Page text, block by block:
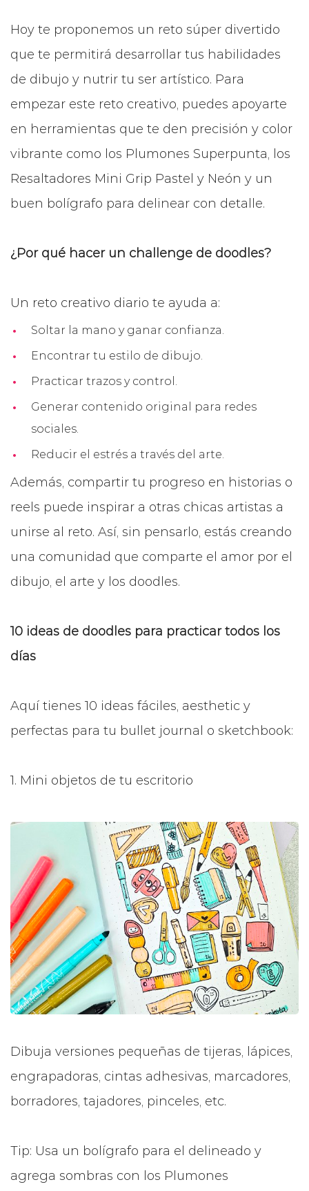
Hoy te proponemos un reto súper divertido
que te permitirá desarrollar tus habilidades
de dibujo y nutrir tu ser artístico. Para
empezar este reto creativo, puedes apoyarte
en herramientas que te den precisión y color
vibrante como los Plumones Superpunta, los
Resaltadores Mini Grip Pastel y Neón y un
buen bolígrafo para delinear con detalle.
¿Por qué hacer un challenge de doodles?
Un reto creativo diario te ayuda a:
Soltar la mano y ganar confianza.
Encontrar tu estilo de dibujo.
Practicar trazos y control.
Generar contenido original para redes
sociales.
Reducir el estrés a través del arte.
Además, compartir tu progreso en historias o
reels puede inspirar a otras chicas artistas a
unirse al reto. Así, sin pensarlo, estás creando
una comunidad que comparte el amor por el
dibujo, el arte y los doodles.
10 ideas de doodles para practicar todos los
días
Aquí tienes 10 ideas fáciles, aesthetic y
perfectas para tu bullet journal o sketchbook:
1. Mini objetos de tu escritorio
Dibuja versiones pequeñas de tijeras, lápices,
engrapadoras, cintas adhesivas, marcadores,
borradores, tajadores, pinceles, etc.
Tip: Usa un bolígrafo para el delineado y
agrega sombras con los Plumones